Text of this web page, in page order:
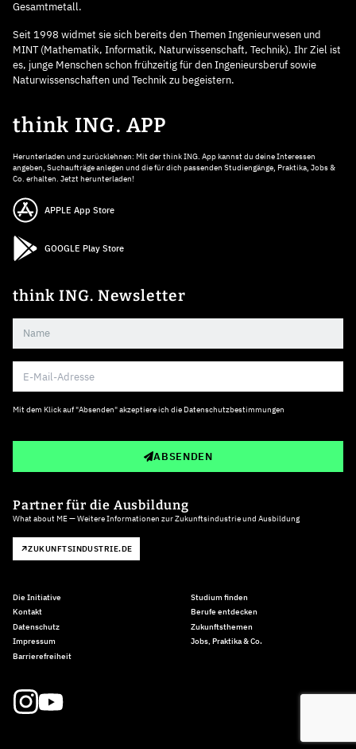
Gesamtmetall.
Seit 1998 widmet sie sich bereits den Themen Ingenieurwesen und
MINT (Mathematik, Informatik, Naturwissenschaft, Technik). Ihr Ziel ist
es, junge Menschen schon frühzeitig für den Ingenieursberuf sowie
Naturwissenschaften und Technik zu begeistern.
think ING. APP
Herunterladen und zurücklehnen: Mit der think ING. App kannst du deine Interessen
angeben, Suchaufträge anlegen und die für dich passenden Studiengänge, Praktika, Jobs &
Co. erhalten. Jetzt herunterladen!
APPLE App Store
GOOGLE Play Store
think ING. Newsletter
Mit dem Klick auf "Absenden" akzeptiere ich die Datenschutzbestimmungen
ABSENDEN
Partner für die Ausbildung
What about ME — Weitere Informationen zur Zukunftsindustrie und Ausbildung
ZUKUNFTSINDUSTRIE.DE
Die Initiative
Kontakt
Datenschutz
Impressum
Barrierefreiheit
Studium finden
Berufe entdecken
Zukunftsthemen
Jobs, Praktika & Co.